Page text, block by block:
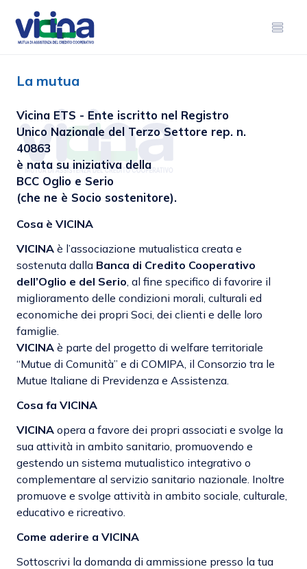
La mutua
Vicina ETS - Ente iscritto nel Registro
Unico Nazionale del Terzo Settore rep. n.
40863
è nata su iniziativa della
BCC Oglio e Serio
(che ne è Socio sostenitore).
Cosa è VICINA
VICINA è l’associazione mutualistica creata e
sostenuta dalla Banca di Credito Cooperativo
dell’Oglio e del Serio , al fine specifico di favorire il
miglioramento delle condizioni morali, culturali ed
economiche dei propri Soci, dei clienti e delle loro
famiglie.
VICINA è parte del progetto di welfare territoriale
“Mutue di Comunità” e di COMIPA, il Consorzio tra le
Mutue Italiane di Previdenza e Assistenza.
Cosa fa VICINA
VICINA opera a favore dei propri associati e svolge la
sua attività in ambito sanitario, promuovendo e
gestendo un sistema mutualistico integrativo o
complementare al servizio sanitario nazionale. Inoltre
promuove e svolge attività in ambito sociale, culturale,
educativo e ricreativo.
Come aderire a VICINA
Sottoscrivi la domanda di ammissione presso la tua